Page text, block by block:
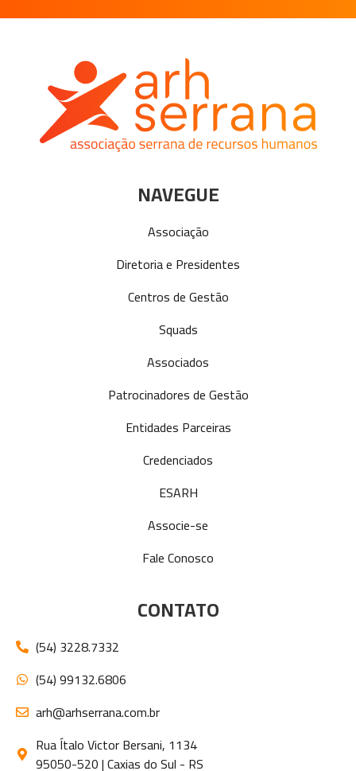
NAVEGUE
Associação
Diretoria e Presidentes
Centros de Gestão
Squads
Associados
Patrocinadores de Gestão
Entidades Parceiras
Credenciados
ESARH
Associe-se
Fale Conosco
CONTATO
(54) 3228.7332
(54) 99132.6806
arh@arhserrana.com.br
Rua Ítalo Victor Bersani, 1134
95050-520 | Caxias do Sul - RS